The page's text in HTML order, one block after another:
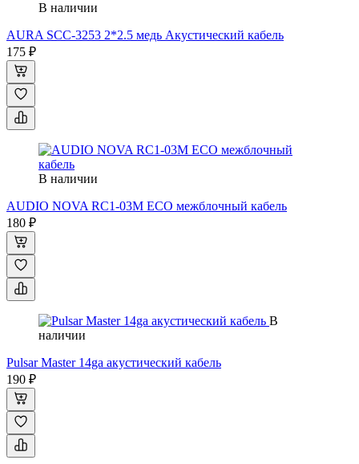
В наличии
AURA SCС-3253 2*2.5 медь Акустический кабель
175 ₽
В наличии
AUDIO NOVA RC1-03M ECO межблочный кабель
180 ₽
В
наличии
Pulsar Master 14ga акустический кабель
190 ₽